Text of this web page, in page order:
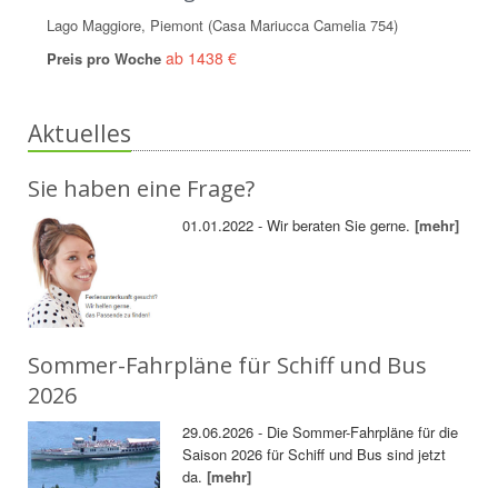
Lago Maggiore, Piemont (Casa Mariucca Camelia 754)
Preis pro Woche ab 1438 €
Aktuelles
Sie haben eine Frage?
01.01.2022 - Wir beraten Sie gerne.[mehr]
Sommer-Fahrpläne für Schiff und Bus
2026
29.06.2026 - Die Sommer-Fahrpläne für die
Saison 2026 für Schiff und Bus sind jetzt
da.[mehr]